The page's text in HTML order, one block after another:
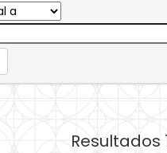
Resultados